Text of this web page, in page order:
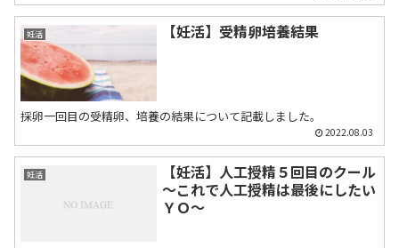
妊活 【妊活】受精卵培養結果
採卵一回目の受精卵、培養の結果について記載しました。
2022.08.03
妊活
【妊活】人工授精５回目のクール
～これで人工授精は最後にしたい
ＹＯ～